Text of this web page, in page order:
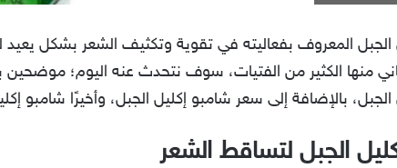
الجبل المعروف بفعاليته في تقوية وتكثيف الشعر بشكل
منها الكثير من الفتيات، سوف نتحدث عنه اليوم؛
بالإضافة إلى سعر شامبو إكليل الجبل، وأخيرًا شامبو
الجبل لتساقط الشعر